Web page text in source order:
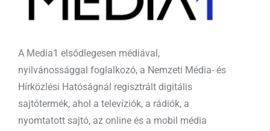
A Media1 elsődlegesen médiával,
nyilvánossággal foglalkozó, a Nemzeti Média- és
Hírközlési Hatóságnál regisztrált digitális
sajtótermék, ahol a televíziók, a rádiók, a
nyomtatott sajtó, az online és a mobil média